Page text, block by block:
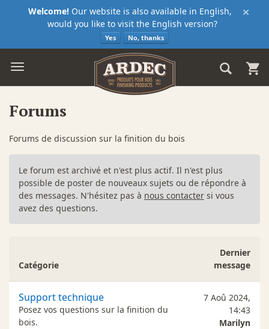
×
Welcome! Our website is also available in English,
would you like to visit the English version?
Yes No, thanks
Forums
Forums de discussion sur la finition du bois
Le forum est archivé et n'est plus actif. Il n'est plus
possible de poster de nouveaux sujets ou de répondre à
des messages. N'hésitez pas à nous contacter si vous
avez des questions.
Catégorie
Dernier
message
Support technique
Posez vos questions sur la finition du
bois.
7 Aoû 2024,
14:43
Marilyn